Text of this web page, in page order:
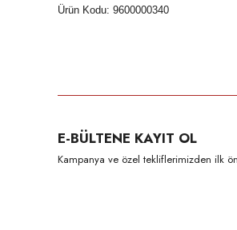
Ürün Kodu: 9600000340
Ürün açıklamasında eksik bilgiler
Ürün bilgilerinde hatalar bulunuyor.
E-BÜLTENE KAYIT OL
Kampanya ve özel tekliflerimizden ilk